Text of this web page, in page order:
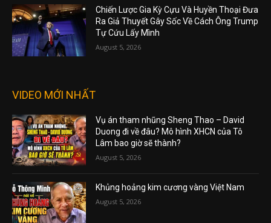
Chiến Lược Gia Kỳ Cựu Và Huyền Thoại Đưa
Ra Giả Thuyết Gây Sốc Về Cách Ông Trump
Tự Cứu Lấy Mình
August 5, 2026
VIDEO MỚI NHẤT
Vụ án tham nhũng Sheng Thao – David
Duong đi về đâu? Mô hình XHCN của Tô
Lâm bao giờ sẽ thành?
August 5, 2026
Khủng hoảng kim cương vàng Việt Nam
August 5, 2026